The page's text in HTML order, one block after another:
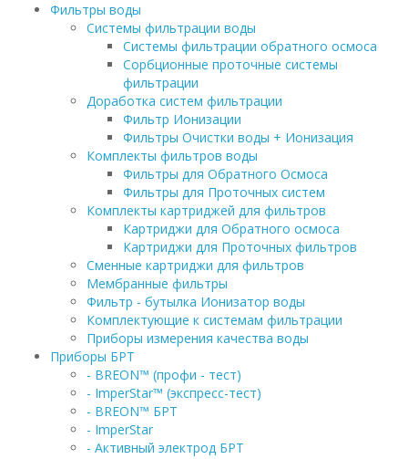
Фильтры воды
Системы фильтрации воды
Системы фильтрации обратного осмоса
Сорбционные проточные системы
фильтрации
Доработка систем фильтрации
Фильтр Ионизации
Фильтры Очистки воды + Ионизация
Комплекты фильтров воды
Фильтры для Обратного Осмоса
Фильтры для Проточных систем
Комплекты картриджей для фильтров
Картриджи для Обратного осмоса
Картриджи для Проточных фильтров
Сменные картриджи для фильтров
Мембранные фильтры
Фильтр - бутылка Ионизатор воды
Комплектующие к системам фильтрации
Приборы измерения качества воды
Приборы БРТ
- BREON™ (профи - тест)
- ImperStar™ (экспресс-тест)
- BREON™ БРТ
- ImperStar
- Активный электрод БРТ